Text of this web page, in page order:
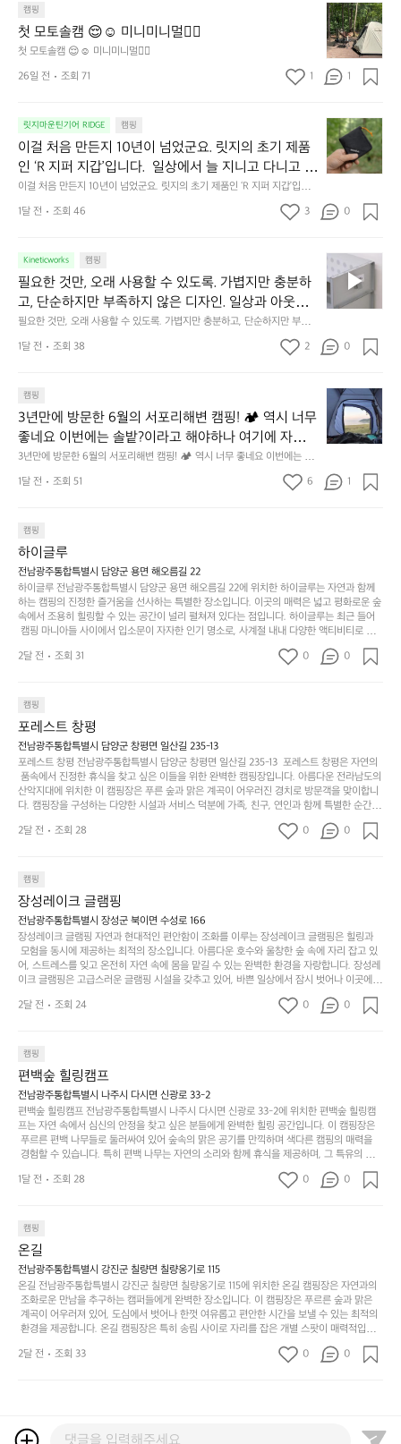
줍니다.  이 슬립 웜을 쓰는 것만으로 그곳은 나만의 밤
이 됩니다.  안녕히 주무세요.
밤이 됩니다.  안녕히 주무세요.
도
자
연
속
에
의
휴
식
에
도
이
중
인
차
안
서
도
구
나
잠
에
기
까
이
걸
리
는
순
다.
그
럴
때
는
차
을
가
려
보
세
요.
튼
을
조
용
히
o
l
a
t
캠핑
첫 모토솔캠 😌☺️ 미니미니멀👌🏼
첫 모토솔캠 😌☺️ 미니미니멀👌🏼
첫
모
토
솔
캠
☺️
미
니
미
멀
👌🏼
26일 전 조회 71 1 1
릿지마운틴기어 RIDGE 캠핑
이걸 처음 만든지 10년이 넘었군요. 릿지의 초기 제품
인 ‘R 지퍼 지갑’입니다.  일상에서 늘 지니고 다니고 싶
어지는 물건에는 크기, 무게, 형태, 색감 사이의 아주 미
묘한 밸런스가 존재합니다.  예를 들자면 일에 집중하
느라 책상 위 가장자리에 대충 걸쳐 놓아도 시야에 걸
는 균형감에서 출발했습니다.  그중에서도 슬림함에 철
저히 집착했습니다. 튼튼한 내구도와 넉넉한 수납력을
해치치 않는 선에서, 가장 가볍고 얇게 설계했습니다.
이 디자인과 사용감은, 꼭 직접 손으로 만져보며 경험
해 보시기를 바랍니다.
이걸 처음 만든지 10년이 넘었군요. 릿지의 초기 제품인 ‘R 지퍼 지갑’입니
다.  일상에서 늘 지니고 다니고 싶어지는 물건에는 크기, 무게, 형태, 색감
사이의 아주 미묘한 밸런스가 존재합니다.  예를 들자면 일에 집중하느라 책
철저히 집착했습니다. 튼튼한 내구도와 넉넉한 수납력을 해치치 않는 선에
서, 가장 가볍고 얇게 설계했습니다.  이 디자인과 사용감은, 꼭 직접 손으로
만져보며 경험해 보시기를 바랍니다.
이
걸
처
음
든
0
년
이
넘
군
지
의
초
기
품
갑’입
니
다.
일
상
에
고
다
니
고
싶
어
는
크
기,
무
게,
이
의
아
주
미
가
존
재
합
니
다.
1달 전 조회 46 3 0
Kineticworks 캠핑
필요한 것만, 오래 사용할 수 있도록. 가볍지만 충분하
고, 단순하지만 부족하지 않은 디자인. 일상과 아웃도
어의 경계를 자연스럽게 이어주는 RIDGE MOUNTAIN
GEAR. 키네틱웍스에서 만나보세요.
필요한 것만, 오래 사용할 수 있도록. 가볍지만 충분하고, 단순하지만 부족하
지 않은 디자인. 일상과 아웃도어의 경계를 자연스럽게 이어주는 RIDGE M
OUNTAIN GEAR. 키네틱웍스에서 만나보세요.
필
요
한
것
오
용
할
수
있
록.
분
하
고,
단
순
하
하
지
않
은
디
자
웃
도
어
의
경
럽
게
이
어
주
E
M
O
U
N
T
1달 전 조회 38 2 0
캠핑
3년만에 방문한 6월의 서포리해변 캠핑! 🏕 역시 너무
좋네요 이번에는 솔밭?이라고 해야하나 여기에 자리를
잡았는데 정말 시원하고 경치도 좋네요  서해치고 물도
맑은편, 아이들도 놀기 좋고 1박 2일은 넘 짧게 느껴지
네요  .1박 1동 1만원 (수금은 7시쯤, 동네에서 관리) .수
바로 화장실있음 .5분거리 cu .2분거리 음식점  항구에
서부터 해변까지 버스도 다니네요 ㅎㅎㅎ 아이들 엄청
좋아하네요 점심쯤도착해서 철수할때까지 물놀이 3
타임이나 했네요 ⛱️
3년만에 방문한 6월의 서포리해변 캠핑! 🏕 역시 너무 좋네요 이번에는 솔
밭?이라고 해야하나 여기에 자리를 잡았는데 정말 시원하고 경치도 좋네요
서해치고 물도 맑은편, 아이들도 놀기 좋고 1박 2일은 넘 짧게 느껴지네요  .
항구에서부터 해변까지 버스도 다니네요 ㅎㅎㅎ 아이들 엄청 좋아하네요 점
심쯤도착해서 철수할때까지 물놀이 3타임이나 했네요 ⛱️
년
만
에
문
포
리
해
변
캠
핑!
무
좋
네
요
이
이
라
고
해
야
하
리
를
잡
았
는
하
고
경
치
도
1달 전 조회 51 6 1
캠핑
하이글루
전남광주통합특별시 담양군 용면 해오름길 22
하이글루 전남광주통합특별시 담양군 용면 해오름길 22에 위치한 하이글루는 자연과 함께
하는 캠핑의 진정한 즐거움을 선사하는 특별한 장소입니다. 이곳의 매력은 넓고 평화로운 숲
속에서 조용히 힐링할 수 있는 공간이 널리 펼쳐져 있다는 점입니다. 하이글루는 최근 들어
캠핑 마니아들 사이에서 입소문이 자자한 인기 명소로, 사계절 내내 다양한 액티비티로 방
문객들을 맞이합니다. 특히, 하이글루의 독특한 시설인 글램핑 텐트는 고객들에게 아늑한 잠
자리를 제공하며, 캠핑의 매력을 한층 더해 줍니다. 밖에서는 자연의 소리를 들으며, 내부에
함께 좋은 시간을 보낼 수 있다는 것입니다. 또한, 하이글루 인근에는 다양한 트레킹 코스와
자전거 도로가 있어 아웃도어 활동을 좋아하는 이들에게 더욱 참조할 만한 장소가 됩니다.
담양의 아름다운 자연과 함께, 건강한 레저 활동을 즐기며 행복한 캠핑 경험을 쌓으실 수 있
습니다. 하이글루에서 특별한 순간을 만끽해보세요. 따뜻한 햇살과 함께하는 아침, 상징적인
담양의 죽녹원과 함께 어우러진 저녁, 그리고 고요한 밤하늘 아래에서 별을 바라보며 나누는
이야기들은 여러분의 캠핑 여행을 더욱 특별하게 만들어 줄 것입니다.  인기 정도: ★★★★
★
2달 전 조회 31 0 0
캠핑
포레스트 창평
전남광주통합특별시 담양군 창평면 일산길 235-13
포레스트 창평 전남광주통합특별시 담양군 창평면 일산길 235-13  포레스트 창평은 자연의
품속에서 진정한 휴식을 찾고 싶은 이들을 위한 완벽한 캠핑장입니다. 아름다운 전라남도의
산악지대에 위치한 이 캠핑장은 푸른 숲과 맑은 계곡이 어우러진 경치로 방문객을 맞이합니
다. 캠핑장을 구성하는 다양한 시설과 서비스 덕분에 가족, 친구, 연인과 함께 특별한 순간을
만들어갈 수 있는 최적의 공간이 됩니다.  포레스트 창평은 주말마다 직접 재배한 신선한 농
산물을 제공하는 캠핑장으로, 현지에서만 느낄 수 있는 자연의 맛을 경험할 수 있습니다. 또
으며 깊은 숙면을 취할 수 있는 기회를 제공합니다.  이곳은 자연과의 완벽한 조화를 이루며,
다채로운 야외 활동을 제공합니다. 특히 어린이들은 안전하게 놀 수 있는 놀이시설이 마련
되어 있어 부모님들과 함께 즐거운 시간을 보낼 수 있습니다. 주변의 다양한 관광지와 먹거
리를 탐험하는 재미도 포레스트 창평의 매력 중 하나입니다.  또한, 캠핑장을 방문한 후 지속
적으로 재방문하는 이들이 많아 인기가 날로 상승하고 있습니다. 포레스트 창평은 단순한 캠
핑 그 이상을 제공하며, 자연을 사랑하는 모든 이들에게 꼭 한번 경험해봐야 할 장소로 자리
잡았습니다.  인기 정도: ★★★★★
2달 전 조회 28 0 0
캠핑
장성레이크 글램핑
전남광주통합특별시 장성군 북이면 수성로 166
장성레이크 글램핑 자연과 현대적인 편안함이 조화를 이루는 장성레이크 글램핑은 힐링과
모험을 동시에 제공하는 최적의 장소입니다. 아름다운 호수와 울창한 숲 속에 자리 잡고 있
어, 스트레스를 잊고 온전히 자연 속에 몸을 맡길 수 있는 완벽한 환경을 자랑합니다. 장성레
이크 글램핑은 고급스러운 글램핑 시설을 갖추고 있어, 바쁜 일상에서 잠시 벗어나 이곳에
오면 사치스러운 휴식이 가능해집니다. 독립된 텐트에서 제공되는 특별한 불멍 공간은 소중
한 사람과 함께 따뜻한 이야기를 나눌 수 있는 소중한 시간을 만들어 줍니다. 또한, 주변의 자
을 창출하는 시간이 될 것입니다. 특히 식사를 좋아하는 분들에게는 매주 특별한 바비큐 파
티와 지역에서 나는 신선한 재료로 만든 다양한 요리를 제공하여 미각을 만족시켜 줍니다.
장성레이크 글램핑은 그 아름다운 경관과 최고 품질의 시설 덕분에 최근 몇 년 사이에 특히
주목받고 있는 캠핑장 중 하나입니다. 주말이면 방문객이 가득해 예약이 빠르게 차는 만큼
미리 일정을 계획하시는 것이 좋습니다. 나만의 프라이빗한 공간에서 가족 및 사랑하는 사
람들과 함께하세요. 당신의 대자연 속 힐링을 기다리는 장성레이크 글램핑은 언젠가 반드시
방문해봐야 할 명소로 자리매김하였습니다. 인기 정도: ★★★★★
2달 전 조회 24 0 0
캠핑
편백숲 힐링캠프
전남광주통합특별시 나주시 다시면 신광로 33-2
편백숲 힐링캠프 전남광주통합특별시 나주시 다시면 신광로 33-2에 위치한 편백숲 힐링캠
프는 자연 속에서 심신의 안정을 찾고 싶은 분들에게 완벽한 힐링 공간입니다. 이 캠핑장은
푸르른 편백 나무들로 둘러싸여 있어 숲속의 맑은 공기를 만끽하며 색다른 캠핑의 매력을
경험할 수 있습니다. 특히 편백 나무는 자연의 소리와 함께 휴식을 제공하며, 그 특유의 아로
마향이 심리적 안정감을 가져다줍니다. 이곳에서 아침 햇살을 맞으며 조용한 숲속에서의 커
피 한 잔은 그 어떤 도시의 카페에서 느끼기 힘든 특별함을 선사합니다. 편백숲 힐링캠프는
즐길 수 있는 기회도 많은데, 자전거를 타거나 숲속을 거닐며 다양한 생태계를 체험해보는
것도 일상의 스트레스를 잊게 해줍니다. 또한, 캠프파이어를 즐기며 별빛 아래서 시간을 보
내는 것은 일상에서 벗어나 새로운 여유를 찾는 방법입니다. 운영자는 항상 방문객의 편안함
과 안전을 최우선으로 생각하고 있으며, 깨끗하고 잘 관리된 시설을 자랑합니다. 가족들이
함께하는 모닥불 구이 파티나 친구들과의 캠핑 퀴즈도 놓칠 수 없는 재미가 됩니다. 자연과
의 조화 속에서 힐링할 수 있는 편백숲 힐링캠프는 현대인의 바쁜 일상에서 벗어나 소중한
시간을 가지고 싶은 분들에게 특히 추천드립니다. 지금 바로 나주로 떠나 여유로움과 행복
이 가득한 캠핑을 경험해보세요! 인기 정도: ★★★★☆
1달 전 조회 28 0 0
캠핑
온길
전남광주통합특별시 강진군 칠량면 칠량옹기로 115
온길 전남광주통합특별시 강진군 칠량면 칠량옹기로 115에 위치한 온길 캠핑장은 자연과의
조화로운 만남을 추구하는 캠퍼들에게 완벽한 장소입니다. 이 캠핑장은 푸르른 숲과 맑은
계곡이 어우러져 있어, 도심에서 벗어나 한껏 여유롭고 편안한 시간을 보낼 수 있는 최적의
환경을 제공합니다. 온길 캠핑장은 특히 송림 사이로 자리를 잡은 개별 스팟이 매력적입니
다. 각 사이트마다 적당한 간격이 유지되어 있어 프라이빗한 캠핑을 선호하는 분들에게는 더
없이 좋은 선택이지요. 숲속에서의 고요한 밤, 별빛 아래서의 캠핑은 마치 동화 속에 들어온
기가 많아 예약하기 어렵기도 하니 미리 계획을 세우는 것이 좋습니다. 또한, 계절마다 변하
2달 전 조회 33 0 0